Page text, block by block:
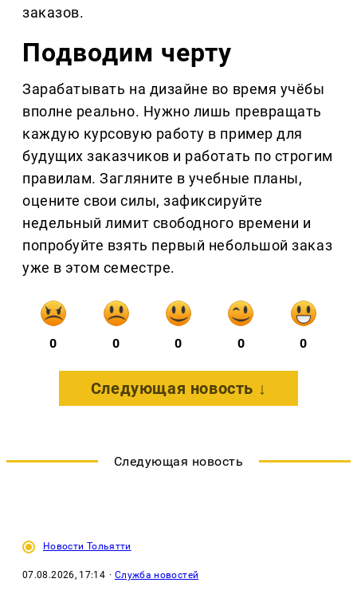
заказов.
Подводим черту
Зарабатывать на дизайне во время учёбы
вполне реально. Нужно лишь превращать
каждую курсовую работу в пример для
будущих заказчиков и работать по строгим
правилам. Загляните в учебные планы,
оцените свои силы, зафиксируйте
недельный лимит свободного времени и
попробуйте взять первый небольшой заказ
уже в этом семестре.
0 0 0 0 0
Следующая новость ↓
Следующая новость
Новости Тольятти
07.08.2026, 17:14 · Служба новостей